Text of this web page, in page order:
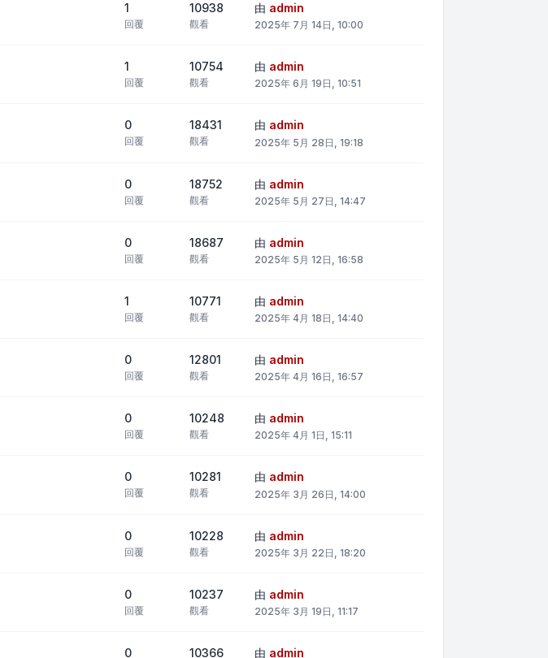
1
回覆
10938
觀看
由 admin
2025年 7月 14日, 10:00
1
回覆
10754
觀看
由 admin
2025年 6月 19日, 10:51
0
回覆
18431
觀看
由 admin
2025年 5月 28日, 19:18
0
回覆
18752
觀看
由 admin
2025年 5月 27日, 14:47
0
回覆
18687
觀看
由 admin
2025年 5月 12日, 16:58
1
回覆
10771
觀看
由 admin
2025年 4月 18日, 14:40
0
回覆
12801
觀看
由 admin
2025年 4月 16日, 16:57
0
回覆
10248
觀看
由 admin
2025年 4月 1日, 15:11
0
回覆
10281
觀看
由 admin
2025年 3月 26日, 14:00
0
回覆
10228
觀看
由 admin
2025年 3月 22日, 18:20
0
回覆
10237
觀看
由 admin
2025年 3月 19日, 11:17
0 10366 由 admin